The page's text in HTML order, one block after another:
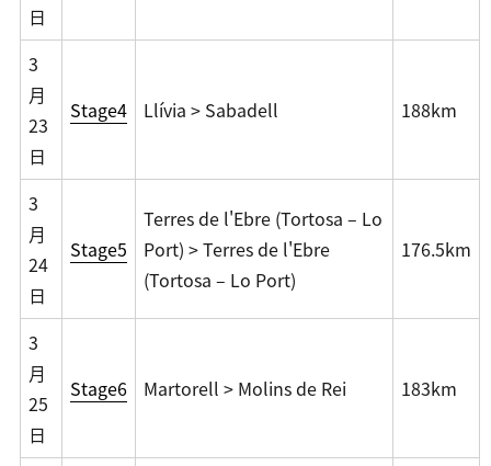
日
3
月
23
日
Stage4 Llívia > Sabadell 188km
3
月
24
日
Stage5
Terres de l'Ebre (Tortosa – Lo
Port) > Terres de l'Ebre
(Tortosa – Lo Port)
176.5km
3
月
25
日
Stage6 Martorell > Molins de Rei 183km